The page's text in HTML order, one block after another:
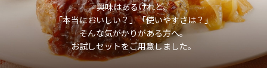
興味はあるけれど、
「本当においしい？」「使いやすさは？」
そんな気がかりがある方へ。
お試しセットをご用意しました。